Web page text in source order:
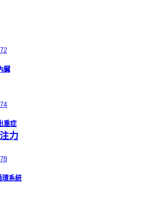
臟
重症
力
系統